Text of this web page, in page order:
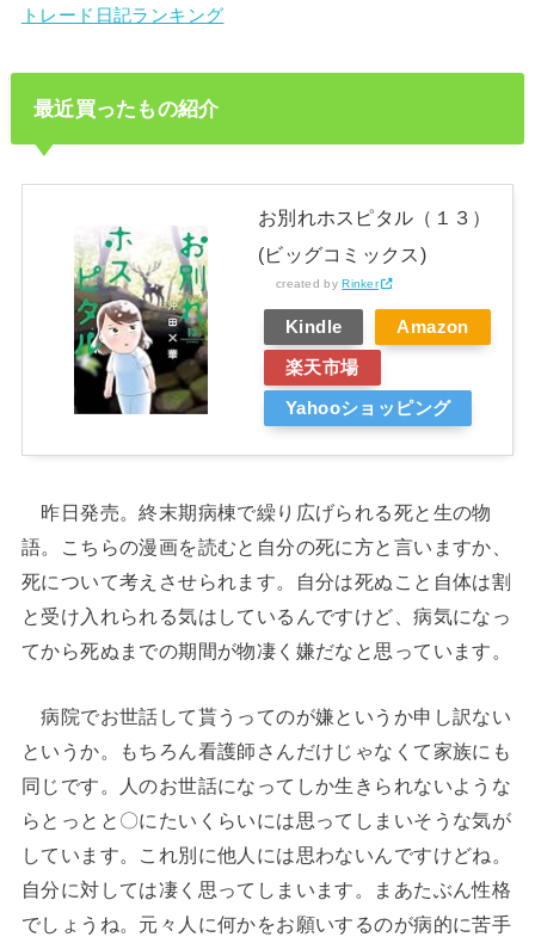
トレード日記ランキング
最近買ったもの紹介
お別れホスピタル（１３）
(ビッグコミックス)
created byRinker
Kindle Amazon
楽天市場
Yahooショッピング
昨日発売。終末期病棟で繰り広げられる死と生の物
語。こちらの漫画を読むと自分の死に方と言いますか、
死について考えさせられます。自分は死ぬこと自体は割
と受け入れられる気はしているんですけど、病気になっ
てから死ぬまでの期間が物凄く嫌だなと思っています。
病院でお世話して貰うってのが嫌というか申し訳ない
というか。もちろん看護師さんだけじゃなくて家族にも
同じです。人のお世話になってしか生きられないような
らとっとと〇にたいくらいには思ってしまいそうな気が
しています。これ別に他人には思わないんですけどね。
自分に対しては凄く思ってしまいます。まあたぶん性格
でしょうね。元々人に何かをお願いするのが病的に苦手